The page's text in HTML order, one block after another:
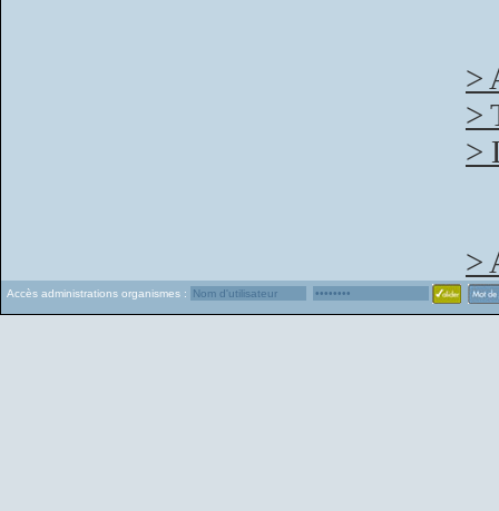
>
>
>
>
Accès administrations organismes :